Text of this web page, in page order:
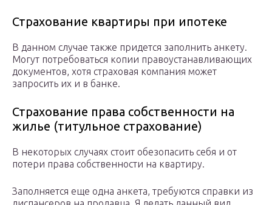
Страхование квартиры при ипотеке
В данном случае также придется заполнить анкету.
Могут потребоваться копии правоустанавливающих
документов, хотя страховая компания может
запросить их и в банке.
Страхование права собственности на
жилье (титульное страхование)
В некоторых случаях стоит обезопасить себя и от
потери права собственности на квартиру.
Заполняется еще одна анкета, требуются справки из